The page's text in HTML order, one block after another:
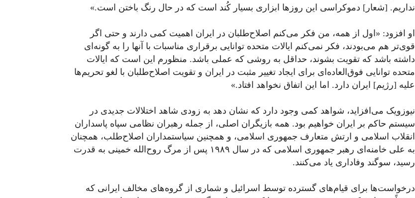
نداریم. [شعار] دموکراسی این روزها ابزاری بسیار کُند است که در حال رنگ باختن است.»
او افزود: «اول از همه، من فکر می‌کنم اصلاح‌طلبان در ایران اهمیت کمی دارند و حتی اگر
قوی‌تر هم می‌بودند، فکر نمی‌کنم ایالات متحده توانایی برقراری مناسبات با آنها را به گونه‌ای
داشته باشد که تقویت بشوند، حداقل به روشی که عملی باشد. منظورم این است که ایالات
متحده توانایی فوق‌العاده‌ای برای ایجاد تغییر مثبت در ایران و تقویت اصلاح‌طلبان با لغو تحریم‌ها
علیه [رژیم] ایران دارد. اما این اتفاق نخواهد افتاد.»
نیوزویک می‌افزاید، شواهد کمی وجود دارد که نشان دهد به زودی شاهد اختلالات جدیدی در
سیستم حاکم بر ایران خواهیم بود. همه بازیگران اصلی، از جمله رهبران نظامی سپاه پاسداران
انقلاب اسلامی و ارتش متعارف جمهوری اسلامی، و همچنین سیاستمداران اصلاح‌طلب، همچنان
به علی خامنه‌ای رهبر جمهوری اسلامی که در سال ۱۹۸۹ پس از مرگ روح‌الله خمینی به قدرت
رسید، سوگند وفاداری یاد می‌کنند.
درخواست‌ها برای قیام‌های گسترده توسط اسرائیل و شماری از گروه‌های مخالف ایرانی که